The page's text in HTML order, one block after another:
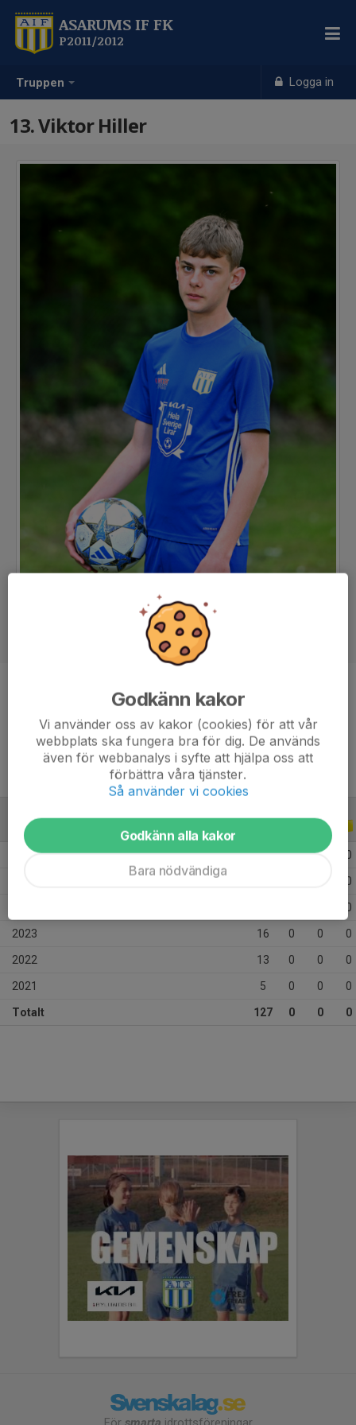
Truppen Logga in
ASARUMS IF FK
P2011/2012
13. Viktor Hiller
-
Ålder
15 år
ALLA SERIER
2026 20 0 0 0
0
0
2023 16 0 0 0
2022 13 0 0 0
2021 5 0 0 0
Totalt 127 0 0 0
Godkänn kakor
Vi använder oss av kakor (cookies) för att vår
webbplats ska fungera bra för dig. De används
även för webbanalys i syfte att hjälpa oss att
förbättra våra tjänster.
Så använder vi cookies
Godkänn alla kakor
Bara nödvändiga